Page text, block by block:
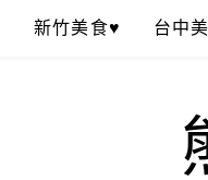
新竹美食♥ 台中